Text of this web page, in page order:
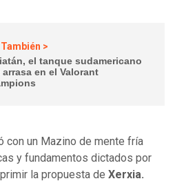
También >
el tanque sudamericano
arrasa en el Valorant
con un Mazino de mente fría
y fundamentos dictados por
la propuesta de Xerxia.